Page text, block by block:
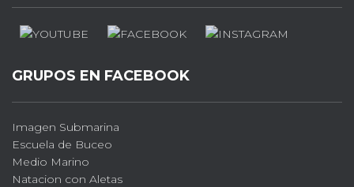
GRUPOS EN FACEBOOK
Imagen Submarina
Escuela de Buceo
Medio Marino
Natacion con Aletas